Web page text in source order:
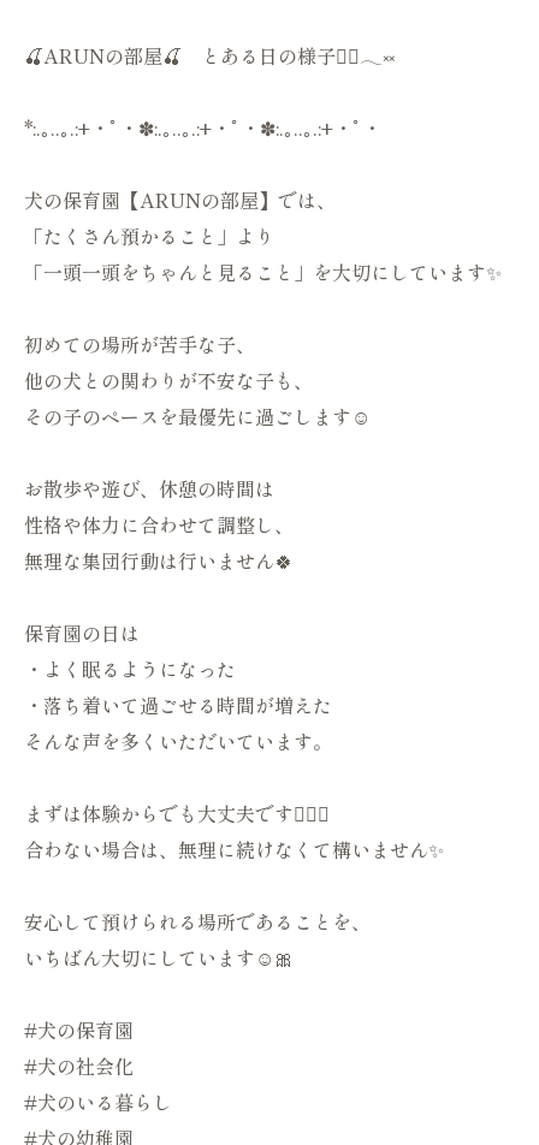
🍒ARUNの部屋🍒 とある日の様子🏋🏻𓂃༞
*:.｡..｡.:+・ﾟ・✽:.｡..｡.:+・ﾟ・✽:.｡..｡.:+・ﾟ・
犬の保育園【ARUNの部屋】では、
「たくさん預かること」より
「一頭一頭をちゃんと見ること」を大切にしています✨
初めての場所が苦手な子、
他の犬との関わりが不安な子も、
その子のペースを最優先に過ごします☺️
お散歩や遊び、休憩の時間は
性格や体力に合わせて調整し、
無理な集団行動は行いません🍀
保育園の日は
・よく眠るようになった
・落ち着いて過ごせる時間が増えた
そんな声を多くいただいています。
まずは体験からでも大丈夫です🙆🏻‍♀️
合わない場合は、無理に続けなくて構いません✨
安心して預けられる場所であることを、
いちばん大切にしています☺️🎀
#犬の保育園
#犬の社会化
#犬のいる暮らし
#犬の幼稚園